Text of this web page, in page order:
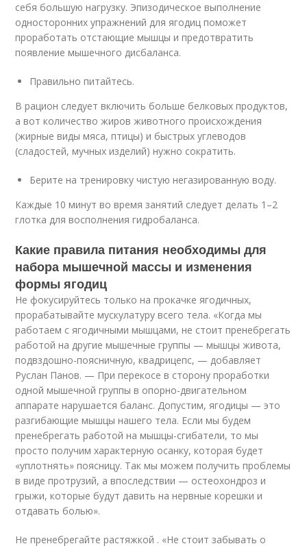
себя большую нагрузку. Эпизодическое выполнение
односторонних упражнений для ягодиц поможет
проработать отстающие мышцы и предотвратить
появление мышечного дисбаланса.
Правильно питайтесь.
В рацион следует включить больше белковых продуктов,
а вот количество жиров животного происхождения
(жирные виды мяса, птицы) и быстрых углеводов
(сладостей, мучных изделий) нужно сократить.
Берите на тренировку чистую негазированную воду.
Каждые 10 минут во время занятий следует делать 1–2
глотка для восполнения гидробаланса.
Какие правила питания необходимы для
набора мышечной массы и изменения
формы ягодиц
Не фокусируйтесь только на прокачке ягодичных,
прорабатывайте мускулатуру всего тела. «Когда мы
работаем с ягодичными мышцами, не стоит пренебрегать
работой на другие мышечные группы — мышцы живота,
подвздошно-поясничную, квадрицепс, — добавляет
Руслан Панов. — При перекосе в сторону проработки
одной мышечной группы в опорно-двигательном
аппарате нарушается баланс. Допустим, ягодицы — это
разгибающие мышцы нашего тела. Если мы будем
пренебрегать работой на мышцы-сгибатели, то мы
просто получим характерную осанку, которая будет
«уплотнять» поясницу. Так мы можем получить проблемы
в виде протрузий, а впоследствии — остеохондроз и
грыжи, которые будут давить на нервные корешки и
отдавать болью».
Не пренебрегайте растяжкой . «Не стоит забывать о